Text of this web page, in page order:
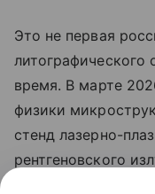
Это не первая
литографического
время. В марте
физики
стенд лазерно-
рентгеновского